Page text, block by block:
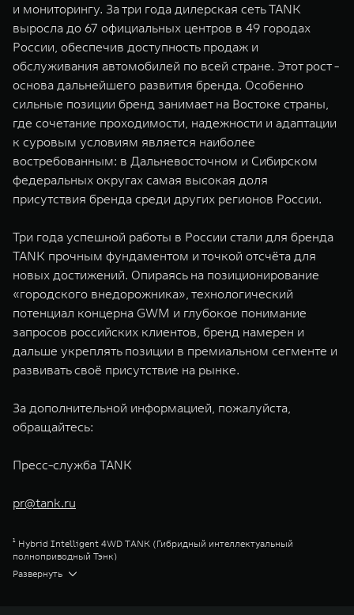
и мониторингу. За три года дилерская сеть TANK
выросла до 67 официальных центров в 49 городах
России, обеспечив доступность продаж и
обслуживания автомобилей по всей стране. Этот рост -
основа дальнейшего развития бренда. Особенно
сильные позиции бренд занимает на Востоке страны,
где сочетание проходимости, надежности и адаптации
к суровым условиям является наиболее
востребованным: в Дальневосточном и Сибирском
федеральных округах самая высокая доля
присутствия бренда среди других регионов России.
Три года успешной работы в России стали для бренда
TANK прочным фундаментом и точкой отсчёта для
новых достижений. Опираясь на позиционирование
«городского внедорожника», технологический
потенциал концерна GWM и глубокое понимание
запросов российских клиентов, бренд намерен и
дальше укреплять позиции в премиальном сегменте и
развивать своё присутствие на рынке.
За дополнительной информацией, пожалуйста,
обращайтесь:
Пресс-служба TANK
pr@tank.ru
¹ Hybrid Intelligent 4WD TANK (Гибридный интеллектуальный
полноприводный Тэнк)
² Продажи за период Март 2023 г. – Ноябрь 2025 г.
³ Сити Премиум
Развернуть